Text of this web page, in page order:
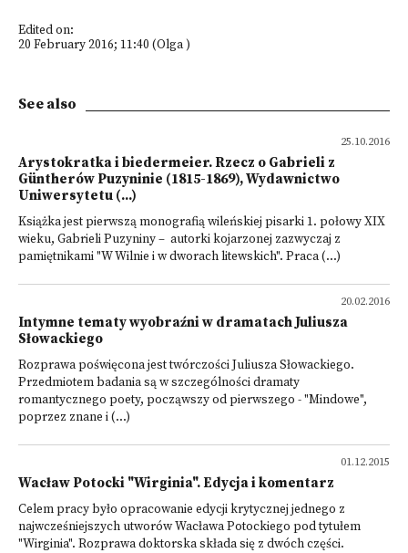
Edited on:
20 February 2016; 11:40 (Olga )
See also
25.10.2016
Arystokratka i biedermeier. Rzecz o Gabrieli z
Güntherów Puzyninie (1815-1869), Wydawnictwo
Uniwersytetu (...)
Książka jest pierwszą monografią wileńskiej pisarki 1. połowy XIX
wieku, Gabrieli Puzyniny – autorki kojarzonej zazwyczaj z
pamiętnikami "W Wilnie i w dworach litewskich". Praca (...)
20.02.2016
Intymne tematy wyobraźni w dramatach Juliusza
Słowackiego
Rozprawa poświęcona jest twórczości Juliusza Słowackiego.
Przedmiotem badania są w szczególności dramaty
romantycznego poety, począwszy od pierwszego - "Mindowe",
poprzez znane i (...)
01.12.2015
Wacław Potocki "Wirginia". Edycja i komentarz
Celem pracy było opracowanie edycji krytycznej jednego z
najwcześniejszych utworów Wacława Potockiego pod tytułem
"Wirginia". Rozprawa doktorska składa się z dwóch części.